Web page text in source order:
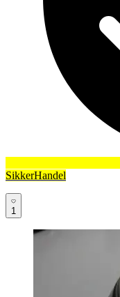
SikkerHandel
1